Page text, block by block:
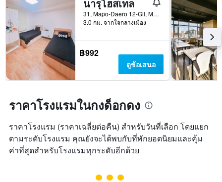
สัปดาห์
มี
แกน
Y
แกน
แแส
เฉลี่ย
ห้อง
พัก
นารุโฮสเทล
31, Mapo-Daero 12-Gil, Mapo-gu, โซล, เกาหลีใต้
3.0 กม. จากใจกลางเมือง
฿992
ดูข้อเสนอ
ราคาโรงแรมในกงด็อกดง
ราคาโรงแรม (ราคาเฉลี่ยต่อคืน) สำหรับวันที่เลือก โดยแยก
ตามระดับโรงแรม คุณยังจะได้พบกับที่พักยอดนิยมและคุ้ม
ค่าที่สุดสำหรับโรงแรมทุกระดับอีกด้วย
ให้ 3 ดาว